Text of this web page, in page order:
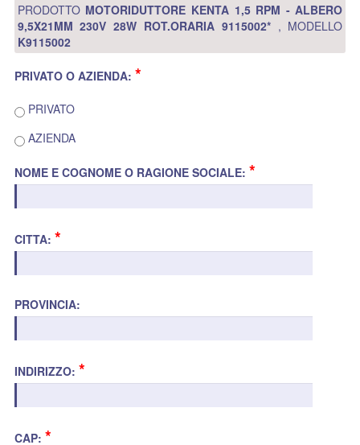
PRODOTTO MOTORIDUTTORE KENTA 1,5 RPM - ALBERO
9,5X21MM 230V 28W ROT.ORARIA 9115002* , MODELLO
K9115002
PRIVATO O AZIENDA: *
PRIVATO
AZIENDA
NOME E COGNOME O RAGIONE SOCIALE: *
CITTA: *
PROVINCIA:
INDIRIZZO: *
CAP: *